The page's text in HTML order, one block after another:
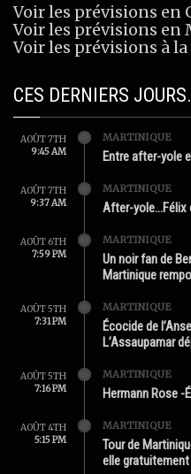
Voir les prévisions en
Voir les prévisions en
Voir les prévisions à
CES DERNIERS
AOÛT 7TH
9:45 AM
MARTINIQUE
Entre after-yole
AOÛT 7TH
9:37 AM
MARTINIQUE
After-yole…Félix
AOÛT 6TH
7:59 PM
MARTINIQUE
Un noir fan de
Martinique
AOÛT 5TH
7:31 PM
MARTINIQUE
Écocide de
L’Assaupamar
AOÛT 5TH
7:16 PM
MARTINIQUE
Hermann Rose -
AOÛT 4TH
5:15 PM
MARTINIQUE
Tour de
elle